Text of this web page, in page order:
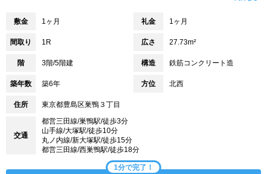
敷金 1ヶ月 礼金 1ヶ月
間取り 1R 広さ 27.73m²
階 3階/5階建 構造 鉄筋コンクリート造
築年数 築6年 方位 北西
住所 東京都豊島区巣鴨３丁目
交通
都営三田線/巣鴨駅/徒歩3分
山手線/大塚駅/徒歩10分
丸ノ内線/新大塚駅/徒歩15分
都営三田線/西巣鴨駅/徒歩18分
1分で完了！